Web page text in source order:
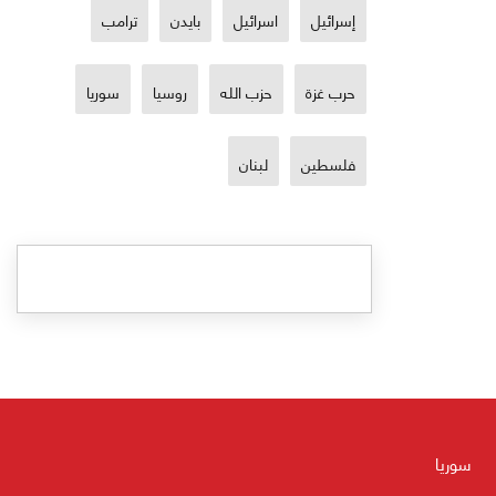
إسرائيل اسرائيل بايدن ترامب
حرب غزة حزب الله روسيا سوريا
فلسطين لبنان
سوريا